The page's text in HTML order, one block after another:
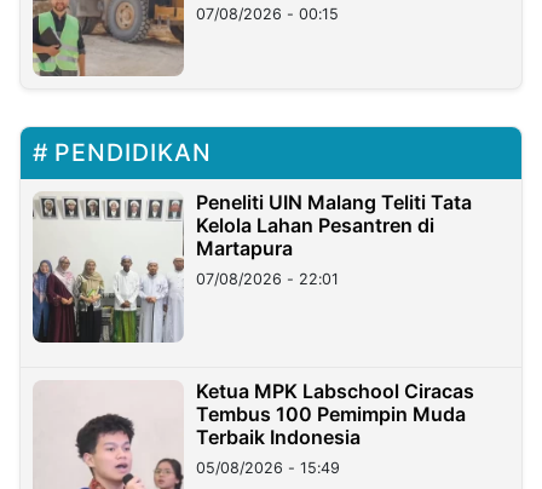
07/08/2026 - 00:15
PENDIDIKAN
Peneliti UIN Malang Teliti Tata
Kelola Lahan Pesantren di
Martapura
07/08/2026 - 22:01
Ketua MPK Labschool Ciracas
Tembus 100 Pemimpin Muda
Terbaik Indonesia
05/08/2026 - 15:49